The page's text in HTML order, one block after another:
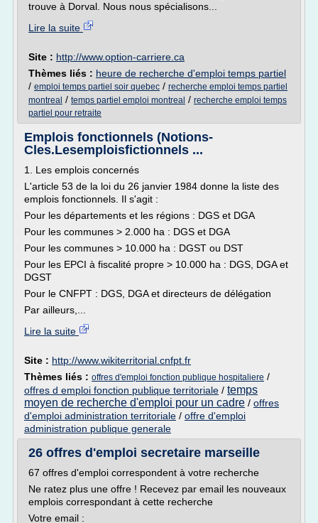
trouve à Dorval. Nous nous spécialisons...
Lire la suite
Site : http://www.option-carriere.ca
Thèmes liés : heure de recherche d'emploi temps partiel
/ emploi temps partiel soir quebec / recherche emploi temps partiel
montreal / temps partiel emploi montreal / recherche emploi temps
partiel pour retraite
Emplois fonctionnels (Notions-
Cles.Lesemploisfictionnels ...
1. Les emplois concernés
L'article 53 de la loi du 26 janvier 1984 donne la liste des
emplois fonctionnels. Il s'agit :
Pour les départements et les régions : DGS et DGA
Pour les communes > 2.000 ha : DGS et DGA
Pour les communes > 10.000 ha : DGST ou DST
Pour les EPCI à fiscalité propre > 10.000 ha : DGS, DGA et
DGST
Pour le CNFPT : DGS, DGA et directeurs de délégation
Par ailleurs,...
Lire la suite
Site : http://www.wikiterritorial.cnfpt.fr
Thèmes liés : offres d'emploi fonction publique hospitaliere /
offres d emploi fonction publique territoriale / temps
moyen de recherche d'emploi pour un cadre / offres
d'emploi administration territoriale / offre d'emploi
administration publique generale
26 offres d'emploi secretaire marseille
67 offres d'emploi correspondent à votre recherche
Ne ratez plus une offre ! Recevez par email les nouveaux
emplois correspondant à cette recherche
Votre email :